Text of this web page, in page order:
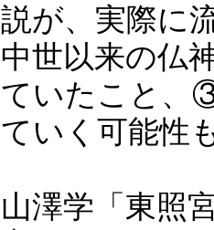
説が、実際に
中世以来の仏
ていたこと、
ていく可能性
山澤学「東照